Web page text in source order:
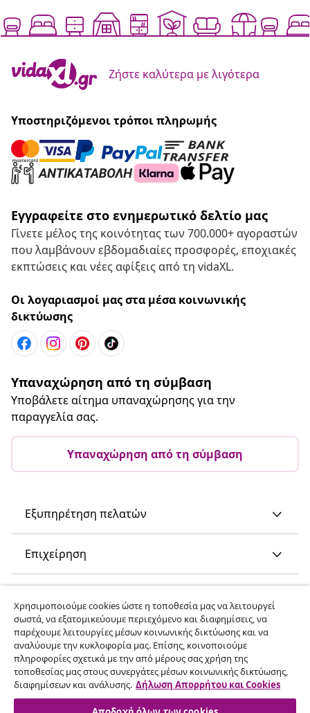
Ζήστε καλύτερα με λιγότερα
Υποστηριζόμενοι τρόποι πληρωμής
Εγγραφείτε στο ενημερωτικό δελτίο μας
Γίνετε μέλος της κοινότητας των 700.000+ αγοραστών
που λαμβάνουν εβδομαδιαίες προσφορές, εποχιακές
εκπτώσεις και νέες αφίξεις από τη vidaXL.
Οι λογαριασμοί μας στα μέσα κοινωνικής
δικτύωσης
Υπαναχώρηση από τη σύμβαση
Υποβάλετε αίτημα υπαναχώρησης για την
παραγγελία σας.
Υπαναχώρηση από τη σύμβαση
Εξυπηρέτηση πελατών
Επιχείρηση
Ανακαλύψτε περισσότερα
Χρησιμοποιούμε cookies ώστε η τοποθεσία μας να λειτουργεί
σωστά, να εξατομικεύουμε περιεχόμενο και διαφημίσεις, να
παρέχουμε λειτουργίες μέσων κοινωνικής δικτύωσης και να
αναλύουμε την κυκλοφορία μας. Επίσης, κοινοποιούμε
πληροφορίες σχετικά με την από μέρους σας χρήση της
τοποθεσίας μας στους συνεργάτες μέσων κοινωνικής δικτύωσης,
διαφημίσεων και ανάλυσης. Δήλωση Απορρήτου και Cookies